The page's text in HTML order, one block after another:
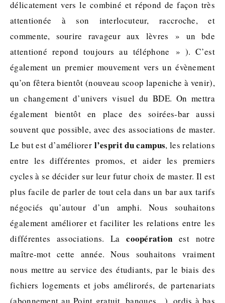
délicatement vers le combiné et répond de façon très
attentionée à son interlocuteur, raccroche, et
commente, sourire ravageur aux lèvres » un bde
attentioné repond toujours au téléphone » ). C’est
également un premier mouvement vers un évènement
qu’on fêtera bientôt (nouveau scoop lapeniche à venir),
un changement d’univers visuel du BDE. On mettra
également bientôt en place des soirées-bar aussi
souvent que possible, avec des associations de master.
Le but est d’améliorer l’esprit du campus, les relations
entre les différentes promos, et aider les premiers
cycles à se décider sur leur futur choix de master. Il est
plus facile de parler de tout cela dans un bar aux tarifs
négociés qu’autour d’un amphi. Nous souhaitons
également améliorer et faciliter les relations entre les
différentes associations. Lacoopération est notre
maître-mot cette année. Nous souhaitons vraiment
nous mettre au service des étudiants, par le biais des
fichiers logements et jobs amélirorés, de partenariats